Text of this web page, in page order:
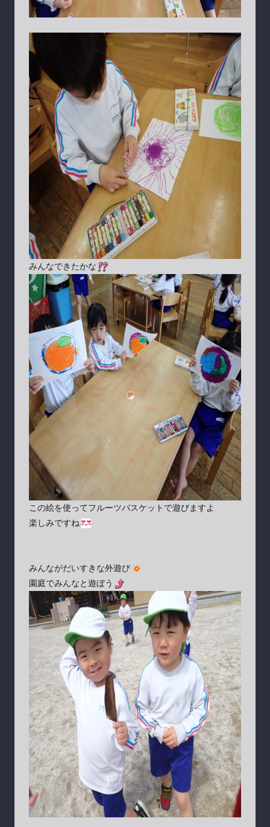
みんなできたかな
この絵を使ってフルーツバスケットで遊びますよ
楽しみですね
みんながだいすきな外遊び
園庭でみんなと遊ぼう